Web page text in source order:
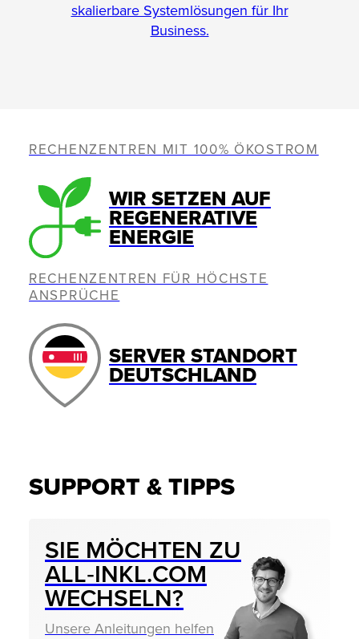
skalierbare Systemlösungen für Ihr
Business.
RECHENZENTREN MIT 100% ÖKOSTROM
WIR SETZEN AUF
REGENERATIVE
ENERGIE
RECHENZENTREN FÜR HÖCHSTE
ANSPRÜCHE
SERVER STANDORT
DEUTSCHLAND
SUPPORT & TIPPS
SIE MÖCHTEN ZU
ALL‑INKL.COM
WECHSELN?
Unsere Anleitungen helfen